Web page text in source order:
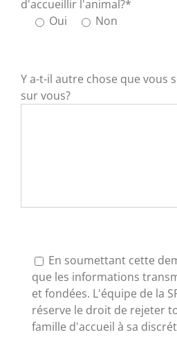
d'accueillir l'animal?*
Oui
Non
Y a-t-il autre chose que vous
sur vous?
En soumettant cette
que les informations
et fondées. L'équipe de la
réserve le droit de rejeter
famille d'accueil à sa